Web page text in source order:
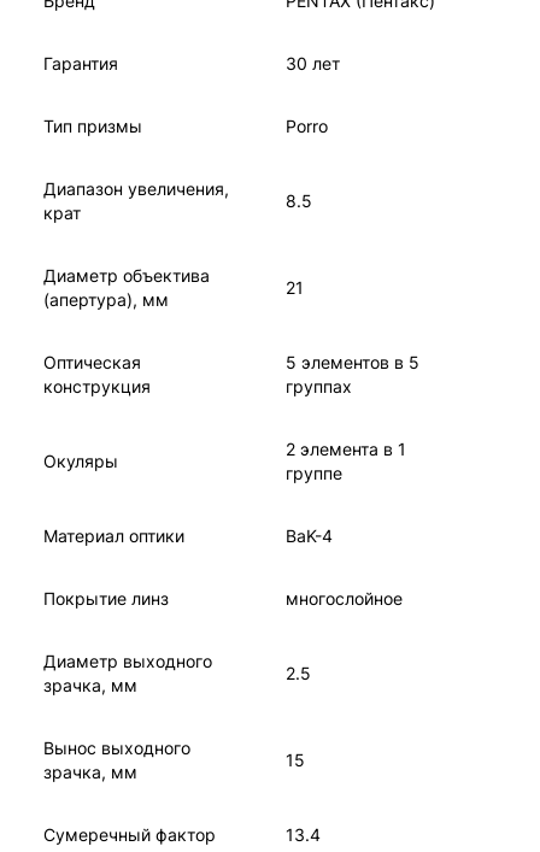
Гарантия 30 лет
Тип призмы Porro
Диапазон увеличения,
крат
8.5
Диаметр объектива
(апертура), мм
21
Оптическая
конструкция
5 элементов в 5
группах
Окуляры
2 элемента в 1
группе
Материал оптики BaK-4
Покрытие линз многослойное
Диаметр выходного
зрачка, мм
2.5
Вынос выходного
зрачка, мм
15
Сумеречный фактор 13.4